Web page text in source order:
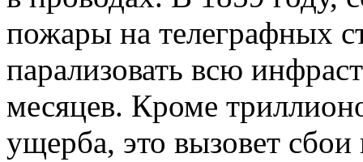
пожары на телеграфных
парализовать всю
месяцев. Кроме
ущерба, это вызовет сбои